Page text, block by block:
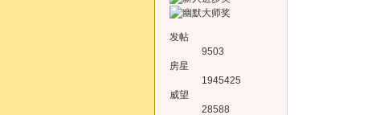
发帖
9503
房星
1945425
威望
28588